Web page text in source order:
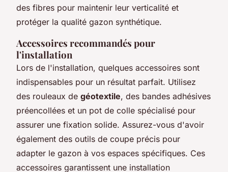
des fibres pour maintenir leur verticalité et
protéger la qualité gazon synthétique.
Accessoires recommandés pour
l'installation
Lors de l'installation, quelques accessoires sont
indispensables pour un résultat parfait. Utilisez
des rouleaux de géotextile, des bandes adhésives
préencollées et un pot de colle spécialisé pour
assurer une fixation solide. Assurez-vous d'avoir
également des outils de coupe précis pour
adapter le gazon à vos espaces spécifiques. Ces
accessoires garantissent une installation